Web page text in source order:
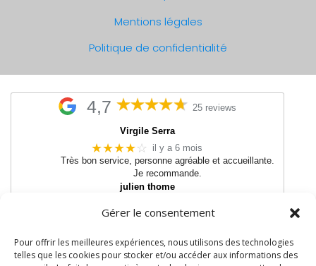
Gérer le consentement
Pour offrir les meilleures expériences, nous utilisons des technologies
telles que les cookies pour stocker et/ou accéder aux informations des
Mentions légales
Politique de confidentialité
4,7 25 reviews
Virgile Serra
★★★★☆
il y a 6 mois
Très bon service, personne agréable et accueillante.
Je recommande.
julien thome
Très bon matos
● ● ●